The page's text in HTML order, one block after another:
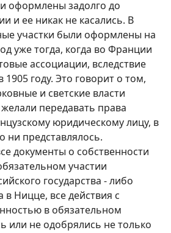
оформлены задолго до
и ее никак не касались. В
участки были оформлены на
уже тогда, когда во Франции
ассоциации, вследствие
1905 году. Это говорит о том,
и светские власти
передавать права
юридическому лицу, в
ни представлялось.
документы о собственности
участии
государства - либо
в Ницце, все действия с
в обязательном
или не одобрялись не только